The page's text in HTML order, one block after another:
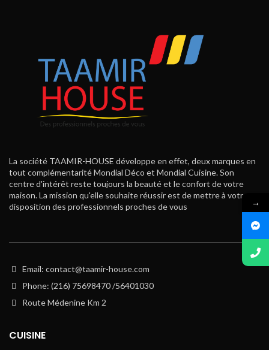
La société TAAMIR-HOUSE développe en effet, deux marques en
tout complémentarité Mondial Déco et Mondial Cuisine. Son
centre d'intérêt reste toujours la beauté et le confort de votre
maison. La mission qu'elle souhaite réussir est de mettre à votre
disposition des professionnels proches de vous
Email: contact@taamir-house.com
Phone: (216) 75698470 /56401030
Route Médenine Km 2
CUISINE
→